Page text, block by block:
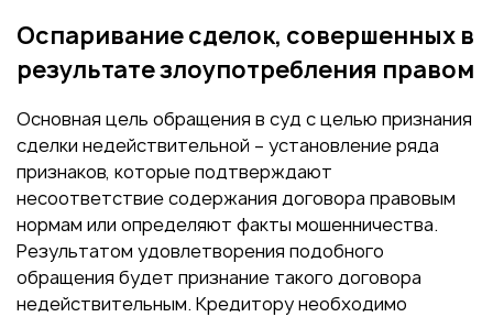
Оспаривание сделок, совершенных в
результате злоупотребления правом
Основная цель обращения в суд с целью признания
сделки недействительной – установление ряда
признаков, которые подтверждают
несоответствие содержания договора правовым
нормам или определяют факты мошенничества.
Результатом удовлетворения подобного
обращения будет признание такого договора
недействительным. Кредитору необходимо